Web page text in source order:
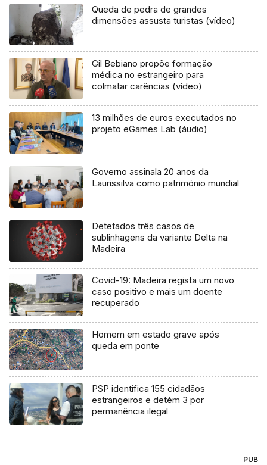
Queda de pedra de grandes
dimensões assusta turistas (vídeo)
Gil Bebiano propõe formação
médica no estrangeiro para
colmatar carências (vídeo)
13 milhões de euros executados no
projeto eGames Lab (áudio)
Governo assinala 20 anos da
Laurissilva como património mundial
Detetados três casos de
sublinhagens da variante Delta na
Madeira
Covid-19: Madeira regista um novo
caso positivo e mais um doente
recuperado
Homem em estado grave após
queda em ponte
PSP identifica 155 cidadãos
estrangeiros e detém 3 por
permanência ilegal
PUB